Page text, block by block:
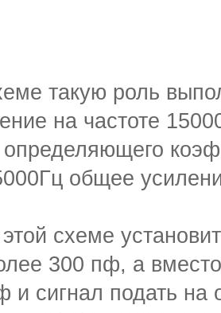
такую роль
на частоте
определяющего
общее
схеме
300 пф, а
и сигнал подать на